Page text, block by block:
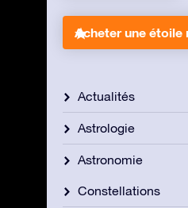
Acheter une étoile
Actualités
Astrologie
Astronomie
Constellations